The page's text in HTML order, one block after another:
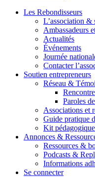
Les Rebondisseurs
L’association &
Ambassadeurs
Actualités
Événements
Journée
Contacter
Soutien entrepreneurs
Réseau &
Paroles
Associations et
Guide pratique
Kit
Annonces &
Ressources &
Podcasts &
Informations
Se connecter